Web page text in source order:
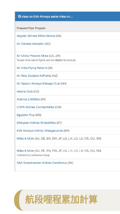
航段哩程累加計算